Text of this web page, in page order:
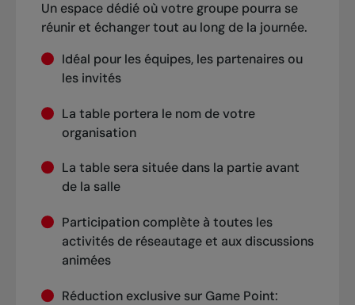
Un espace dédié où votre groupe pourra se
réunir et échanger tout au long de la journée.
Idéal pour les équipes, les partenaires ou
les invités
La table portera le nom de votre
organisation
La table sera située dans la partie avant
de la salle
Participation complète à toutes les
activités de réseautage et aux discussions
animées
Réduction exclusive sur Game Point: